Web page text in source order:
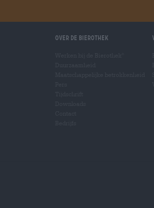
Over de Bierothek